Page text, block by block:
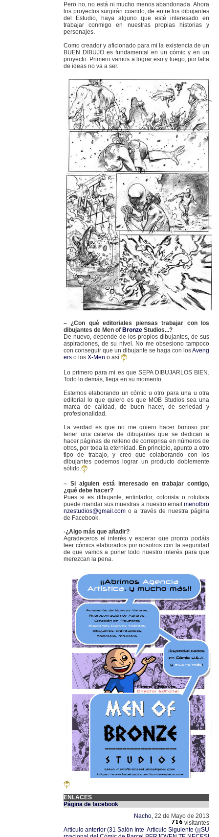
Pero no, no está ni mucho menos abandonada. Ahora
los proyectos surgirán cuando, de entre los dibujantes
del Estudio, haya alguno que esté interesado en
trabajar conmigo en nuestras propias historias y
personajes.
Como creador y aficionado para mi la existencia de un
BUEN DIBUJO es fundamental en un cómic y en un
proyecto. Primero vamos a lograr eso y luego, por falta
de ideas no va a ser.
– ¿Con qué editoriales piensas trabajar con los
dibujantes de Men of Bronze Studios...?
De nuevo, depende de los propios dibujantes, de sus
aspiraciones, de su nivel. No me obsesiono tampoco
con conseguir que un dibujante se haga con losAveng
ers o los X-Men o así.
Lo primero para mi es que SEPA DIBUJARLOS BIEN.
Todo lo demás, llega en su momento.
Estemos elaborando un cómic u otro para una u otra
editorial lo que quiero es que MOB Studios sea una
marca de calidad, de buen hacer, de seriedad y
profesionalidad.
La verdad es que no me quiero hacer famoso por
tener una caterva de dibujantes que se dedican a
hacer páginas de relleno de correprisa en números de
otros, por toda la eternidad. En principio, apunto a otro
tipo de trabajo, y creo que colaborando con los
dibujantes podemos lograr un producto doblemente
sólido.
– Si alguien está interesado en trabajar contigo,
¿qué debe hacer?
Pues si es dibujante, entintador, colorista o rotulista
puede mandar sus muestras a nuestro email menofbro
nzestudios@gmail.com o a través de nuestra página
de Facebook.
-¿Algo más que añadir?
Agradeceros el interés y esperar que pronto podáis
leer cómics elaborados por nosotros con la seguridad
de que vamos a poner todo nuestro interés para que
merezcan la pena.
ENLACES
Página de facebook
Nacho, 22 de Mayo de 2013
visitantes
Artículo anterior (31 Salón Inte Artículo Siguiente (¡¡SU